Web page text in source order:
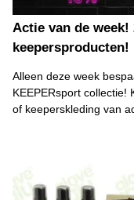
Actie van de
keepersproducten!
Alleen deze week
KEEPERsport collectie!
of keeperskleding van